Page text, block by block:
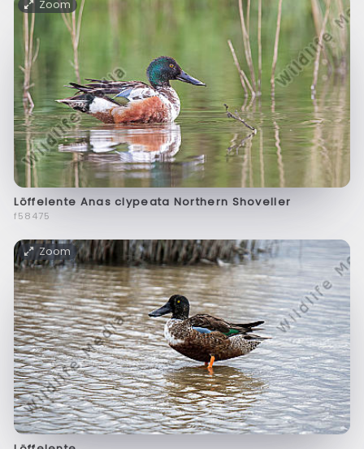
Zoom
Löffelente Anas clypeata Northern Shoveller
f58475
Zoom